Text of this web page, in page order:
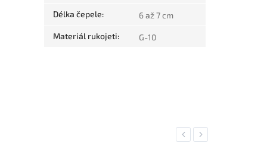
Délka čepele: 6 až 7 cm
Materiál rukojeti: G-10
Previous
Next